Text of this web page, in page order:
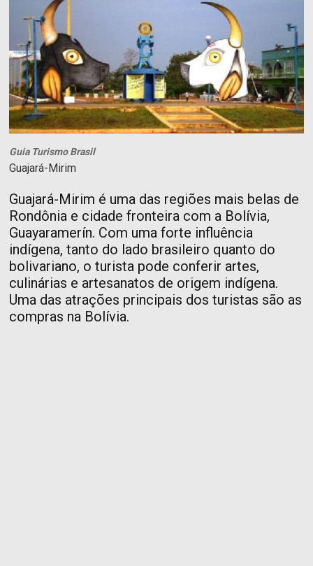
Guia Turismo Brasil
Guajará-Mirim
Guajará-Mirim é uma das regiões mais belas de
Rondônia e cidade fronteira com a Bolívia,
Guayaramerín. Com uma forte influência
indígena, tanto do lado brasileiro quanto do
bolivariano, o turista pode conferir artes,
culinárias e artesanatos de origem indígena.
Uma das atrações principais dos turistas são as
compras na Bolívia.